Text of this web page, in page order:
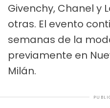
Givenchy, Chanel y
otras. El evento
semanas de la
previamente en
Milán.